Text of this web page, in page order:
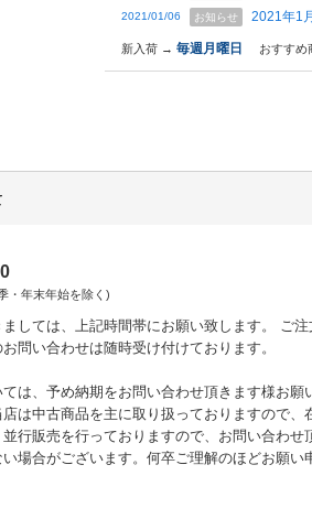
2021/01/06 お知らせ 2021年1
新入荷 → 毎週月曜日 おすす
・年末年始を除く)
しては、上記時間帯にお願い致します。 ご注
問い合わせは随時受け付けております。
は、予め納期をお問い合わせ頂きます様お願
店は中古商品を主に取り扱っておりますので、
行販売を行っておりますので、お問い合わせ
場合がございます。何卒ご理解のほどお願い